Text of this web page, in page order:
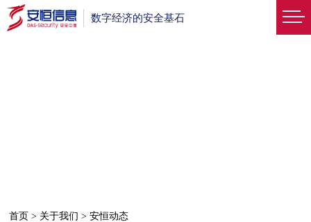
数字经济的安全基石
首页 > 关于我们 >安恒动态